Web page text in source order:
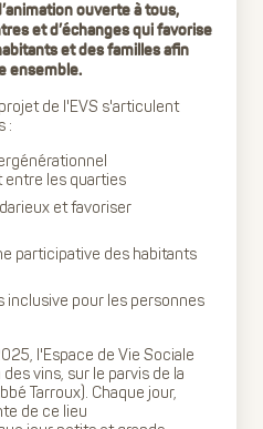
ouverte à tous,
et d’échanges qui favorise
et des familles afin
ensemble.
de l'EVS s'articulent
:
les quarties
et favoriser
participative des habitants
inclusive pour les personnes
l'Espace de Vie Sociale
vins, sur le parvis de la
Tarroux). Chaque jour,
de ce lieu